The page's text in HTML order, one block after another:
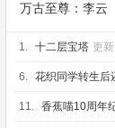
万古至尊：李云
1. 十二层宝塔 更
6. 花织同学转生后
新第02集
11. 香蕉喵10周年